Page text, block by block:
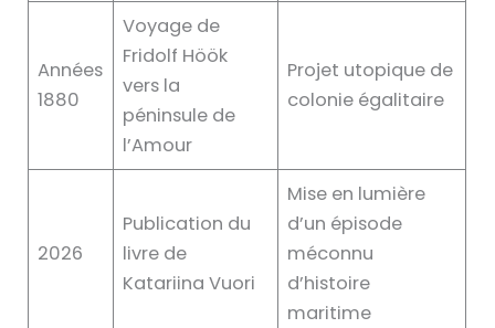
Années
1880
Voyage de
Fridolf Höök
vers la
péninsule de
l’Amour
Projet utopique de
colonie égalitaire
2026
Publication du
livre de
Katariina Vuori
Mise en lumière
d’un épisode
méconnu
d’histoire
maritime